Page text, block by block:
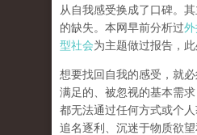
从自我感受换成了口碑。
的缺失。本网早前分析过
型社会为主题做过报告，此
想要找回自我的感受，就
满足的、被忽视的基本需
都无法通过任何方式或个
追名逐利、沉迷于物质欲